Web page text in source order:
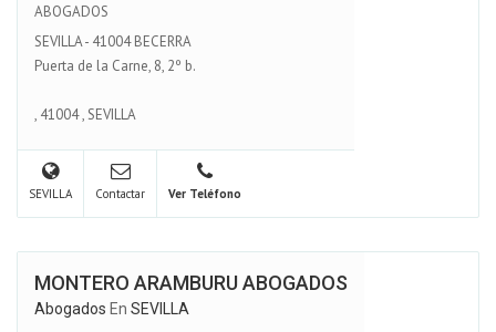
ABOGADOS
SEVILLA - 41004 BECERRA
Puerta de la Carne, 8, 2º b.
, 41004,SEVILLA
SEVILLA Contactar Ver Teléfono
MONTERO ARAMBURU ABOGADOS
Abogados En SEVILLA